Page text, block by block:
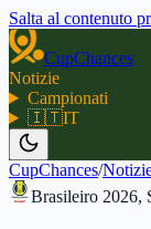
Salta al contenuto
CupChances
Notizie
Campionati
🇮🇹IT
CupChances/
Brasileiro 2026,